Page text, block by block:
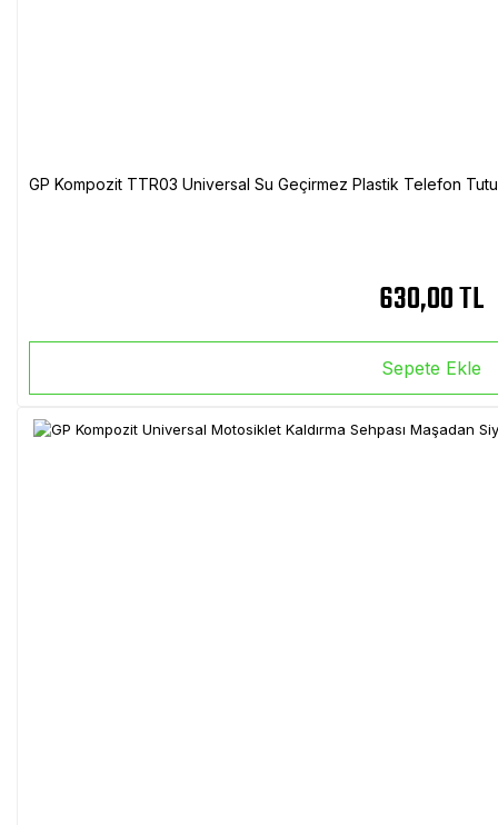
GP Kompozit TTR03 Universal Su Geçirmez Plastik Telefon
630,00 TL
Sepete Ekle